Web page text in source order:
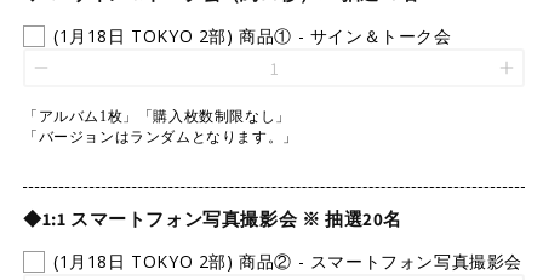
(1月18日 TOKYO 2部) 商品① - サイン＆トーク会
「アルバム1枚」「購入枚数制限なし」
「バージョンはランダムとなります。」
◆1:1 スマートフォン写真撮影会 ※ 抽選20名
(1月18日 TOKYO 2部) 商品② - スマートフォン写真撮影会